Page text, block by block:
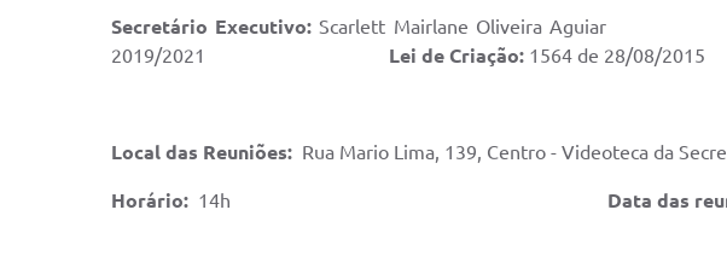
Secretário Executivo:Scarlett
2019/2021 Lei de Criação: 1564 de 28/08/2015
Local das Reuniões: Rua Mario Lima, 139, Centro - Videoteca da
Horário: 14h Data das